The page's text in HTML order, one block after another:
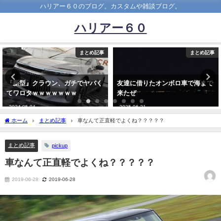
ハリアー６０のブログ。カスタムや雑談ブログ。
ハリアー６０
まとめ記事
チでヤバく
ｗ
友達に借りたオンボロ車で海まで
来たぜ
2025-06-21
自動車の本面試験
頑張って勉強した
2019-12-25
ホーム まとめ記事 車なんて正直軽でよくね？？？？？
まとめ記事 pickup
車なんて正直軽でよくね？？？？？
2019-06-28 2019-06-28